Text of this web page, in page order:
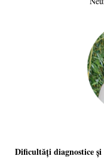
Dificultăți diagnostice